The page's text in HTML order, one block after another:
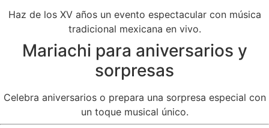
Haz de los XV años un evento espectacular con música
tradicional mexicana en vivo.
Mariachi para aniversarios y
sorpresas
Celebra aniversarios o prepara una sorpresa especial con
un toque musical único.